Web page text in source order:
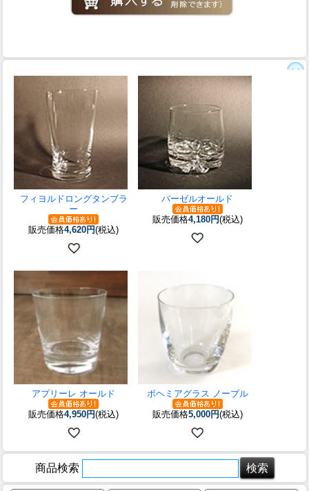
フィヨルドロングタンブラ
ー
販売価格4,620円(税込)
バーゼルオールド
販売価格4,180円(税込)
アプリーレ オールド
販売価格4,950円(税込)
ボヘミアグラス ノーブル
販売価格5,000円(税込)
商品検索